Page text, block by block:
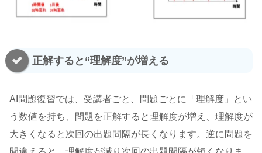
正解すると“理解度”が増える
AI問題復習では、受講者ごと、問題ごとに「理解度」とい
う数値を持ち、問題を正解すると理解度が増え、理解度が
大きくなると次回の出題間隔が長くなります。逆に問題を